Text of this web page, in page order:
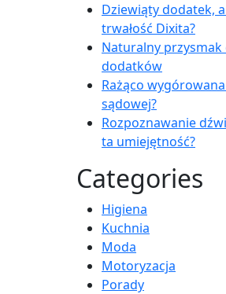
Dziewiąty dodatek,
trwałość Dixita?
Naturalny przysmak
dodatków
Rażąco
sądowej?
Rozpoznawanie
ta umiejętność?
Categories
Higiena
Kuchnia
Moda
Motoryzacja
Porady